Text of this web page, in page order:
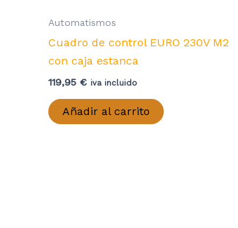
Automatismos
Cuadro de control EURO 230V M2
con caja estanca
119,95 € iva incluido
Añadir al carrito